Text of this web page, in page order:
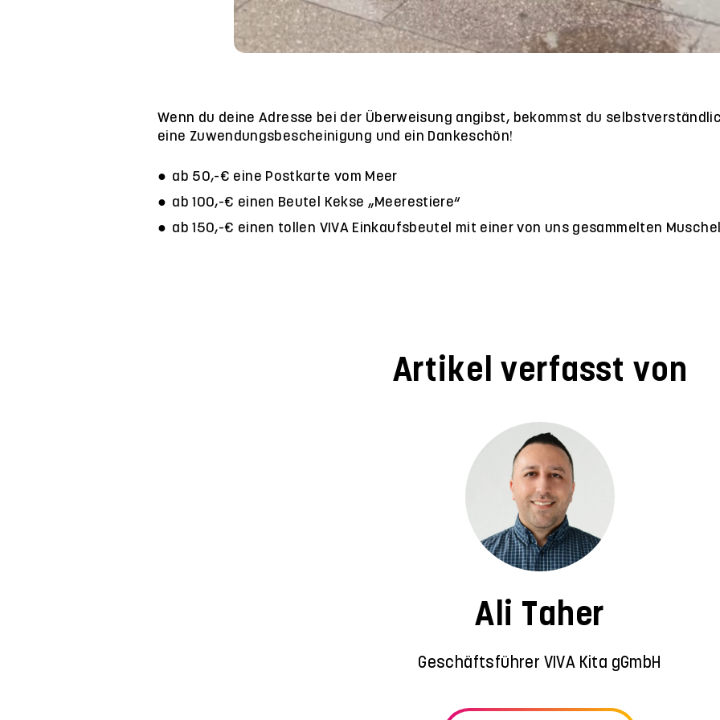
Wenn du deine Adresse bei der Überweisung angibst, bekommst du
eine Zuwendungsbescheinigung und ein Dankeschön!
ab 50,-€ eine Postkarte vom Meer
ab 100,-€ einen Beutel Kekse „Meerestiere“
ab 150,-€ einen tollen VIVA Einkaufsbeutel mit einer von uns gesammelten
Artikel verfasst von
Ali Taher
Geschäftsführer VIVA Kita gGmbH